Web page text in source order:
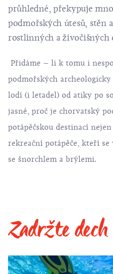
průhledné, překypuje
podmořských útesů, stěn
rostlinných a živočišných
Přidáme – li k tomu i
podmořských
lodí (i letadel) od atiky po
jasné, proč je chorvatský
potápěčskou destinací
rekreační potápěče, kteří
se šnorchlem a brýlemi.
Zadržte dech